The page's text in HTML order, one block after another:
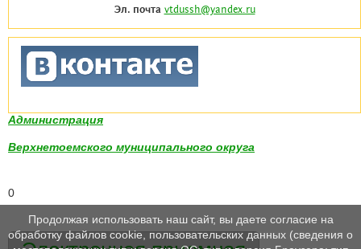
Эл. почта vtdussh@yandex.ru
Администрация
Верхнетоемского муниципального округа
0
Продолжая использовать наш сайт, вы даете согласие на
обработку файлов cookie, пользовательских данных (сведения о